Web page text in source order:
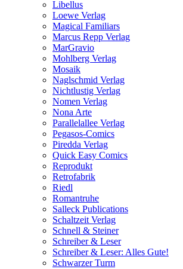
Libellus
Loewe Verlag
Magical Familiars
Marcus Repp Verlag
MarGravio
Mohlberg Verlag
Mosaik
Naglschmid Verlag
Nichtlustig Verlag
Nomen Verlag
Nona Arte
Parallelallee Verlag
Pegasos-Comics
Piredda Verlag
Quick Easy Comics
Reprodukt
Retrofabrik
Riedl
Romantruhe
Salleck Publications
Schaltzeit Verlag
Schnell & Steiner
Schreiber & Leser
Schreiber & Leser: Alles Gute!
Schwarzer Turm